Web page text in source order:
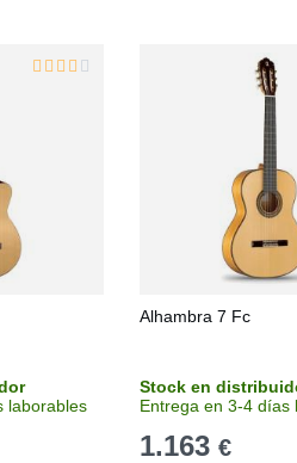
laborables
Alhambra 7 Fc
Stock en
Entrega en 3-4 días
1.163 €